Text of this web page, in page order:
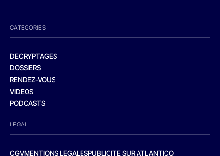
CATEGORIES
DECRYPTAGES
DOSSIERS
RENDEZ-VOUS
VIDEOS
PODCASTS
LEGAL
CGVMENTIONS LEGALESPUBLICITE SUR ATLANTICO